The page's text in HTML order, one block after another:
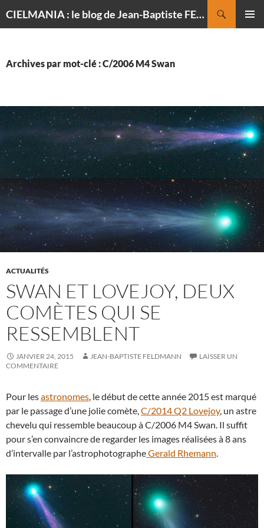
CIELMANIA : le blog de Jean-Baptiste FELDMANN, photographe du ciel
Archives par mot-clé : C/2006 M4 Swan
ACTUALITÉS
SWAN ET LOVEJOY, DEUX
COMÈTES QUI SE
RESSEMBLENT
JANVIER 24, 2015 JEAN-BAPTISTE FELDMANN
LAISSER UN
COMMENTAIRE
Pour lesastronomes, le début de cette année 2015 est marqué
par le passage d’une jolie comète,C/2014 Q2 Lovejoy, un astre
chevelu qui ressemble beaucoup à C/2006 M4 Swan. Il suffit
pour s’en convaincre de regarder les images réalisées à 8 ans
d’intervalle par l’astrophotographeGerald Rhemann.